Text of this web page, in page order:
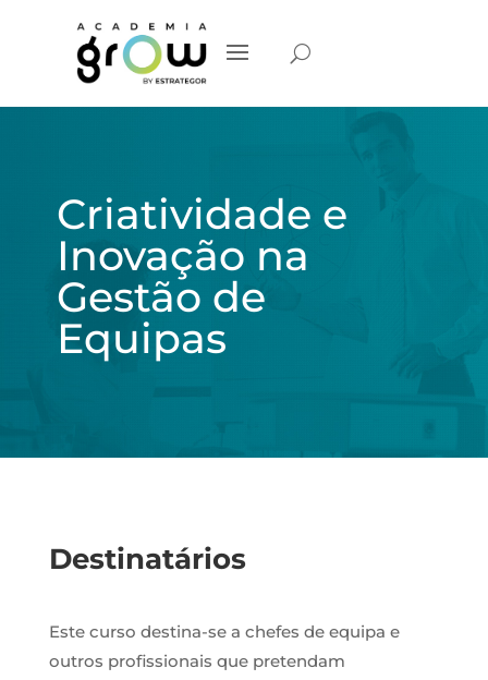
Criatividade e
Inovação na
Gestão de
Equipas
Destinatários
Este curso destina-se a chefes de equipa e
outros profissionais que pretendam